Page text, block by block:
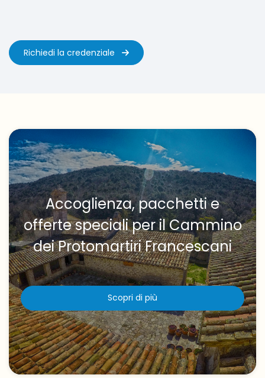
Richiedi la credenziale
Accoglienza, pacchetti e
offerte speciali per il Cammino
dei Protomartiri Francescani
Scopri di più